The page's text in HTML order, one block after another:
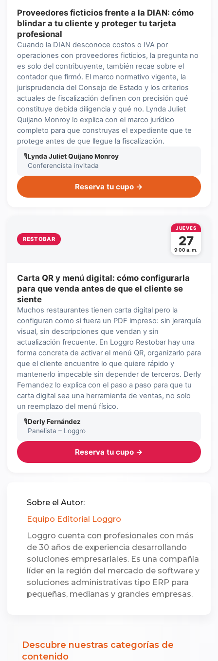
Proveedores ficticios frente a la DIAN: cómo
blindar a tu cliente y proteger tu tarjeta
profesional
Cuando la DIAN desconoce costos o IVA por
operaciones con proveedores ficticios, la pregunta no
es solo del contribuyente, también recae sobre el
contador que firmó. El marco normativo vigente, la
jurisprudencia del Consejo de Estado y los criterios
actuales de fiscalización definen con precisión qué
constituye debida diligencia y qué no. Lynda Juliet
Quijano Monroy lo explica con el marco jurídico
completo para que construyas el expediente que te
protege antes de que llegue la fiscalización.
🎙Lynda Juliet Quijano Monroy
Conferencista invitada
Reserva tu cupo →
RESTOBAR
JUEVES
27
9:00 a. m.
Carta QR y menú digital: cómo configurarla
para que venda antes de que el cliente se
siente
Muchos restaurantes tienen carta digital pero la
configuran como si fuera un PDF impreso: sin jerarquía
visual, sin descripciones que vendan y sin
actualización frecuente. En Loggro Restobar hay una
forma concreta de activar el menú QR, organizarlo para
que el cliente encuentre lo que quiere rápido y
mantenerlo impecable sin depender de terceros. Derly
Fernandez lo explica con el paso a paso para que tu
carta digital sea una herramienta de ventas, no solo
un reemplazo del menú físico.
🎙Derly Fernández
Panelista – Loggro
Reserva tu cupo →
Sobre el Autor:
Equipo Editorial Loggro
Loggro cuenta con profesionales con más
de 30 años de experiencia desarrollando
soluciones empresariales. Es una compañía
líder en la región del mercado de software y
soluciones administrativas tipo ERP para
pequeñas, medianas y grandes empresas.
Descubre nuestras categorías de
contenido